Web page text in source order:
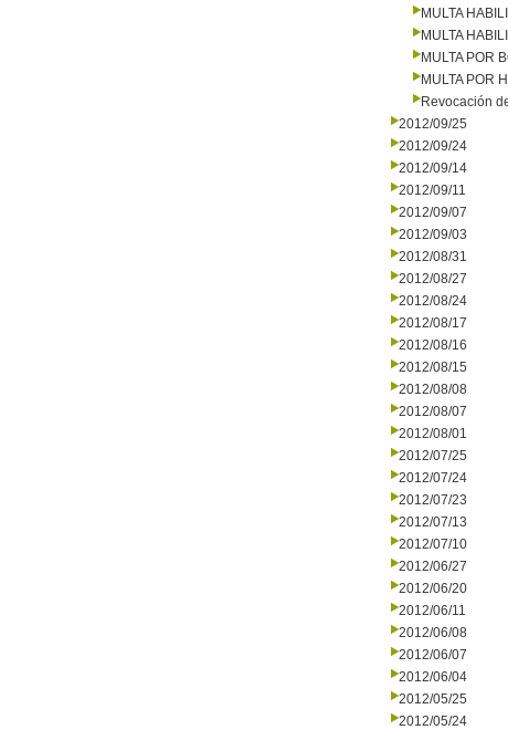
MULTA
MULTA
MULTA POR
MULTA POR
Revocación
2012/09/25
2012/09/24
2012/09/14
2012/09/11
2012/09/07
2012/09/03
2012/08/31
2012/08/27
2012/08/24
2012/08/17
2012/08/16
2012/08/15
2012/08/08
2012/08/07
2012/08/01
2012/07/25
2012/07/24
2012/07/23
2012/07/13
2012/07/10
2012/06/27
2012/06/20
2012/06/11
2012/06/08
2012/06/07
2012/06/04
2012/05/25
2012/05/24